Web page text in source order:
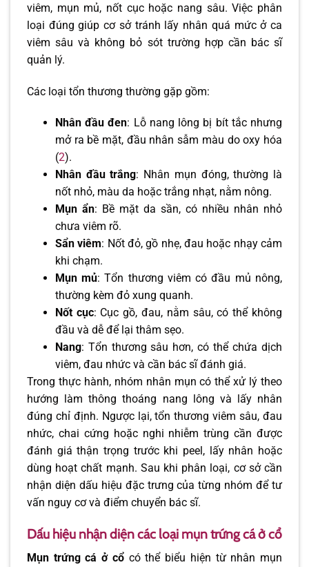
viêm, mụn mủ, nốt cục hoặc nang sâu. Việc phân
loại đúng giúp cơ sở tránh lấy nhân quá mức ở ca
viêm sâu và không bỏ sót trường hợp cần bác sĩ
quản lý.
Các loại tổn thương thường gặp gồm:
Nhân đầu đen: Lỗ nang lông bị bít tắc nhưng
mở ra bề mặt, đầu nhân sẫm màu do oxy hóa
(2).
Nhân đầu trắng: Nhân mụn đóng, thường là
nốt nhỏ, màu da hoặc trắng nhạt, nằm nông.
Mụn ẩn: Bề mặt da sần, có nhiều nhân nhỏ
chưa viêm rõ.
Sẩn viêm: Nốt đỏ, gồ nhẹ, đau hoặc nhạy cảm
khi chạm.
Mụn mủ: Tổn thương viêm có đầu mủ nông,
thường kèm đỏ xung quanh.
Nốt cục: Cục gồ, đau, nằm sâu, có thể không
đầu và dễ để lại thâm sẹo.
Nang: Tổn thương sâu hơn, có thể chứa dịch
viêm, đau nhức và cần bác sĩ đánh giá.
Trong thực hành, nhóm nhân mụn có thể xử lý theo
hướng làm thông thoáng nang lông và lấy nhân
đúng chỉ định. Ngược lại, tổn thương viêm sâu, đau
nhức, chai cứng hoặc nghi nhiễm trùng cần được
đánh giá thận trọng trước khi peel, lấy nhân hoặc
dùng hoạt chất mạnh. Sau khi phân loại, cơ sở cần
nhận diện dấu hiệu đặc trưng của từng nhóm để tư
vấn nguy cơ và điểm chuyển bác sĩ.
Dấu hiệu nhận diện các loại mụn trứng cá ở cổ
Mụn trứng cá ở cổcó thể biểu hiện từ nhân mụn